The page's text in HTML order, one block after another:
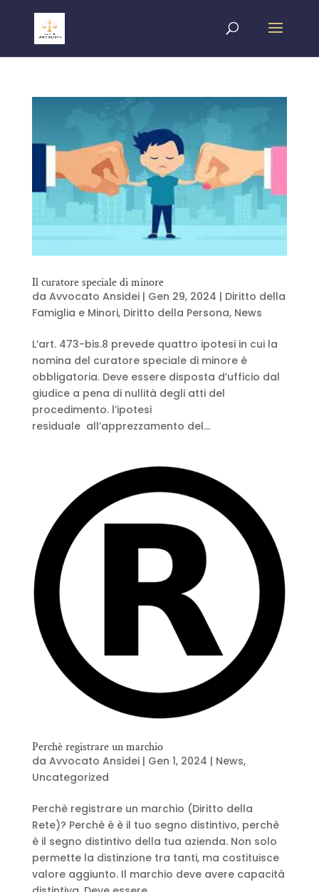
Il curatore speciale di minore
da Avvocato Ansidei| Gen 29, 2024 | Diritto della
Famiglia e Minori, Diritto della Persona, News
L’art. 473-bis.8 prevede quattro ipotesi in cui la
nomina del curatore speciale di minore è
obbligatoria. Deve essere disposta d’ufficio dal
giudice a pena di nullità degli atti del
procedimento. l’ipotesi
residuale all’apprezzamento del...
Perchè registrare un marchio
da Avvocato Ansidei| Gen 1, 2024 | News,
Uncategorized
Perchè registrare un marchio (Diritto della
Rete)? Perchè è è il tuo segno distintivo, perchè
è il segno distintivo della tua azienda. Non solo
permette la distinzione tra tanti, ma costituisce
valore aggiunto. Il marchio deve avere capacità